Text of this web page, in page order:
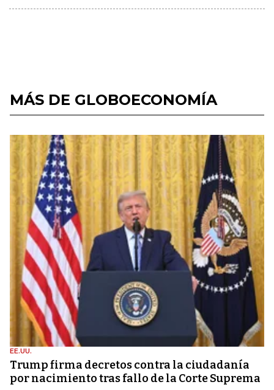
MÁS DE GLOBOECONOMÍA
EE.UU.
Trump firma decretos contra la ciudadanía
por nacimiento tras fallo de la Corte Suprema